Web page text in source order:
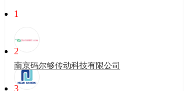
1
南京码尔够传动科技有限公司
2
3